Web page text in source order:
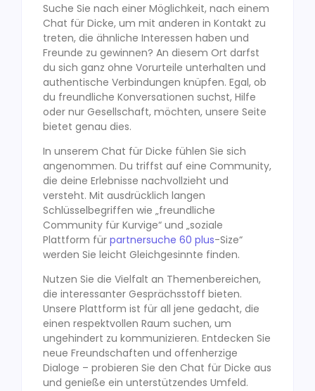
Suche Sie nach einer Möglichkeit, nach einem
Chat für Dicke, um mit anderen in Kontakt zu
treten, die ähnliche Interessen haben und
Freunde zu gewinnen? An diesem Ort darfst
du sich ganz ohne Vorurteile unterhalten und
authentische Verbindungen knüpfen. Egal, ob
du freundliche Konversationen suchst, Hilfe
oder nur Gesellschaft, möchten, unsere Seite
bietet genau dies.
In unserem Chat für Dicke fühlen Sie sich
angenommen. Du triffst auf eine Community,
die deine Erlebnisse nachvollzieht und
versteht. Mit ausdrücklich langen
Schlüsselbegriffen wie „freundliche
Community für Kurvige“ und „soziale
Plattform für partnersuche 60 plus-Size“
werden Sie leicht Gleichgesinnte finden.
Nutzen Sie die Vielfalt an Themenbereichen,
die interessanter Gesprächsstoff bieten.
Unsere Plattform ist für all jene gedacht, die
einen respektvollen Raum suchen, um
ungehindert zu kommunizieren. Entdecken Sie
neue Freundschaften und offenherzige
Dialoge – probieren Sie den Chat für Dicke aus
und genieße ein unterstützendes Umfeld.